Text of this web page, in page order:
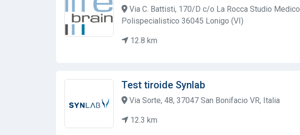
Via C. Battisti, 170/D c/o La Rocca Studio Medico
Polispecialistico 36045 Lonigo (VI)
12.8 km
Test tiroide Synlab
Via Sorte, 48, 37047 San Bonifacio VR, Italia
12.3 km